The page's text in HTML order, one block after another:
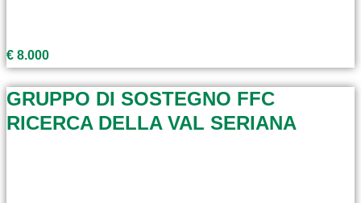
€ 8.000
GRUPPO DI SOSTEGNO FFC
RICERCA DELLA VAL SERIANA